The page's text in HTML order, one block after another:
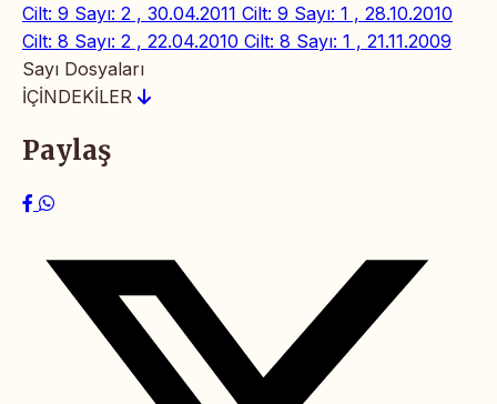
Cilt: 9 Sayı: 2 , 30.04.2011 Cilt: 9 Sayı: 1 , 28.10.2010
Cilt: 8 Sayı: 2 , 22.04.2010 Cilt: 8 Sayı: 1 , 21.11.2009
Sayı Dosyaları
İÇİNDEKİLER
Paylaş